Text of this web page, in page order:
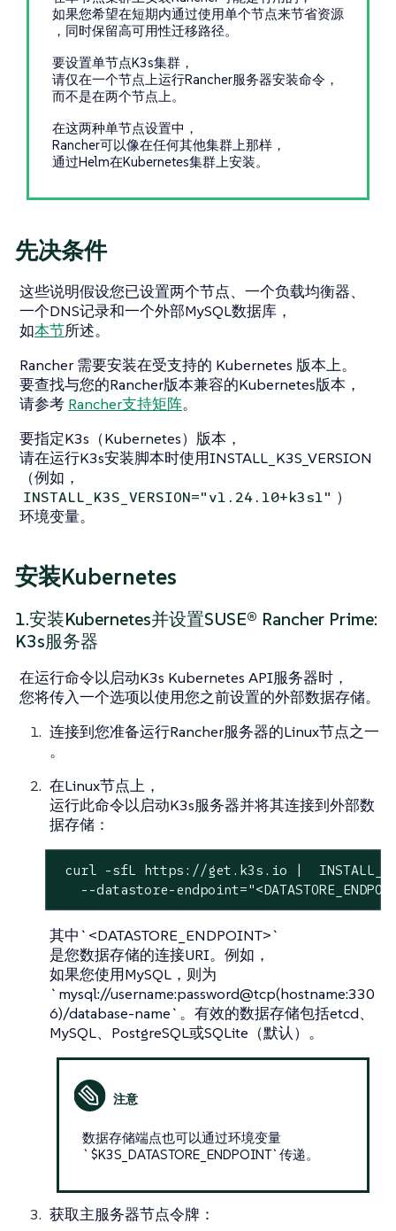
如果您希望在短期内通过使用单个节点来节省资源
，同时保留高可用性迁移路径。
要设置单节点K3s集群，
请仅在一个节点上运行Rancher服务器安装命令，
而不是在两个节点上。
在这两种单节点设置中，
Rancher可以像在任何其他集群上那样，
通过Helm在Kubernetes集群上安装。
先决条件
这些说明假设您已设置两个节点、一个负载均衡器、
一个DNS记录和一个外部MySQL数据库，
如本节所述。
Rancher 需要安装在受支持的 Kubernetes 版本上。
要查找与您的Rancher版本兼容的Kubernetes版本，
请参考 Rancher支持矩阵。
要指定K3s（Kubernetes）版本，
请在运行K3s安装脚本时使用INSTALL_K3S_VERSION
（例如，
INSTALL_K3S_VERSION="v1.24.10+k3s1" ）
环境变量。
安装Kubernetes
1.安装Kubernetes并设置SUSE® Rancher Prime:
K3s服务器
在运行命令以启动K3s Kubernetes API服务器时，
您将传入一个选项以使用您之前设置的外部数据存储。
连接到您准备运行Rancher服务器的Linux节点之一
。
在Linux节点上，
运行此命令以启动K3s服务器并将其连接到外部数
据存储：
curl -sfL https://get.k3s.io |
--datastore-
其中`<DATASTORE_ENDPOINT>`
是您数据存储的连接URI。例如，
如果您使用MySQL，则为
`mysql://username:password@tcp(hostname:330
6)/database-name`。有效的数据存储包括etcd、
MySQL、PostgreSQL或SQLite（默认）。
数据存储端点也可以通过环境变量
`$K3S_DATASTORE_ENDPOINT`传递。
获取主服务器节点令牌：